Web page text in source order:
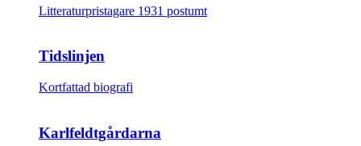
Litteraturpristagare 1931 postumt
Tidslinjen
Kortfattad biografi
Karlfeldtgårdarna